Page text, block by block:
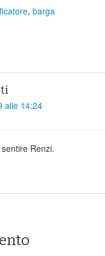
, barga
alle 14:24
Renzi.